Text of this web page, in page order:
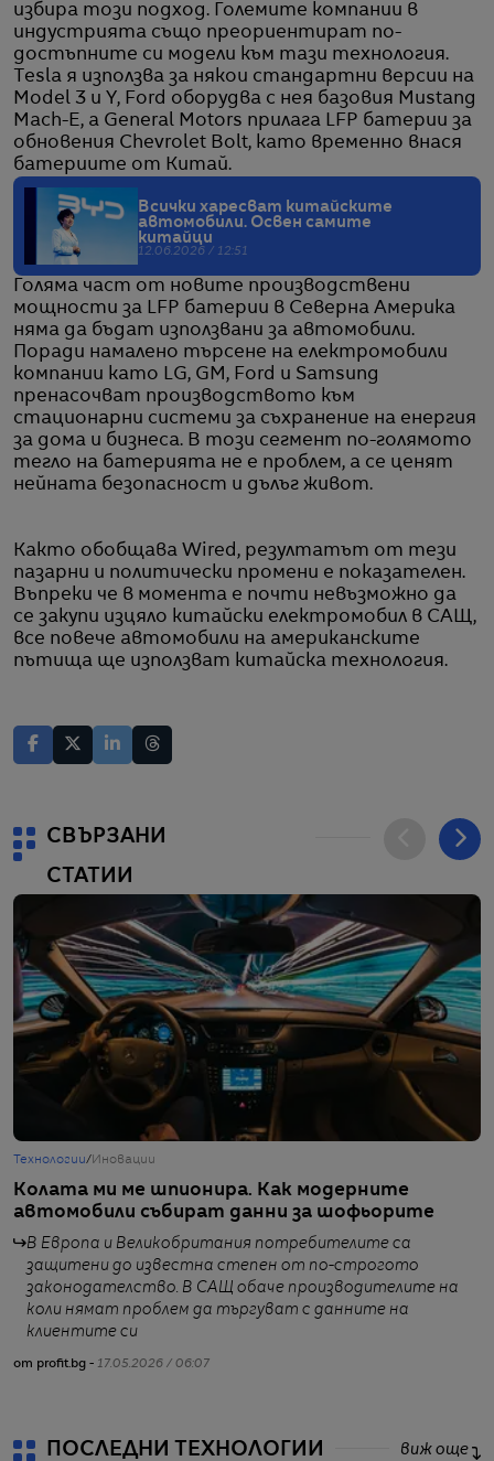
избира този подход. Големите компании в
индустрията също преориентират по-
достъпните си модели към тази технология.
Tesla я използва за някои стандартни версии на
Model 3 и Y, Ford оборудва с нея базовия Mustang
Mach-E, а General Motors прилага LFP батерии за
обновения Chevrolet Bolt, като временно внася
батериите от Китай.
Всички харесват китайските
автомобили. Освен самите
китайци
12.06.2026 / 12:51
Голяма част от новите производствени
мощности за LFP батерии в Северна Америка
няма да бъдат използвани за автомобили.
Поради намалено търсене на електромобили
компании като LG, GM, Ford и Samsung
пренасочват производството към
стационарни системи за съхранение на енергия
за дома и бизнеса. В този сегмент по-голямото
тегло на батерията не е проблем, а се ценят
нейната безопасност и дълъг живот.
Както обобщава Wired, резултатът от тези
пазарни и политически промени е показателен.
Въпреки че в момента е почти невъзможно да
се закупи изцяло китайски електромобил в САЩ,
все повече автомобили на американските
пътища ще използват китайска технология.
СВЪРЗАНИ
СТАТИИ
Технологии/ Иновации
Колата ми ме шпионира. Как модерните
автомобили събират данни за шофьорите
В Европа и Великобритания потребителите са
защитени до известна степен от по-строгото
законодателство. В САЩ обаче производителите на
коли нямат проблем да търгуват с данните на
клиентите си
от profit.bg - 17.05.2026 / 06:07
ПОСЛЕДНИ ТЕХНОЛОГИИ виж още